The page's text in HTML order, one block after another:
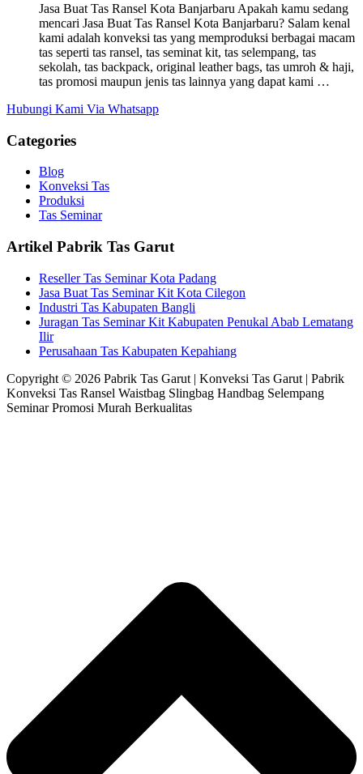
Jasa Buat Tas Ransel Kota Banjarbaru Apakah kamu sedang
mencari Jasa Buat Tas Ransel Kota Banjarbaru? Salam kenal
kami adalah konveksi tas yang memproduksi berbagai macam
tas seperti tas ransel, tas seminat kit, tas selempang, tas
sekolah, tas backpack, original leather bags, tas umroh & haji,
tas promosi maupun jenis tas lainnya yang dapat kami …
Hubungi Kami Via Whatsapp
Categories
Blog
Konveksi Tas
Produksi
Tas Seminar
Artikel Pabrik Tas Garut
Reseller Tas Seminar Kota Padang
Jasa Buat Tas Seminar Kit Kota Cilegon
Industri Tas Kabupaten Bangli
Juragan Tas Seminar Kit Kabupaten Penukal Abab Lematang
Ilir
Perusahaan Tas Kabupaten Kepahiang
Copyright © 2026 Pabrik Tas Garut | Konveksi Tas Garut | Pabrik
Konveksi Tas Ransel Waistbag Slingbag Handbag Selempang
Seminar Promosi Murah Berkualitas